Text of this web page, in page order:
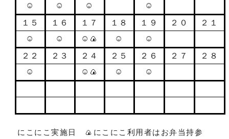
☺
☺ ☺
☺
１５
１６ １７ １８ １９ ２０
２１
☺
☺ ☺🍙 ☺
☺
２２
２３ ２４ ２５ ２６ ２７
２８
☺
☺🍙 ☺ ☺
にこにこ実施日 🍙 にこにこ利用者はお弁当持参